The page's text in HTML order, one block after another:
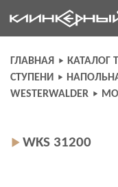
to
content
ГЛАВНАЯ КАТАЛОГ
СТУПЕНИ
WESTERWALDER
WKS 31200